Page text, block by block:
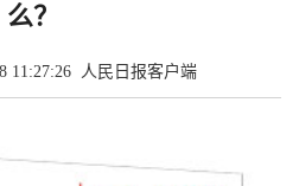
么？
11:27:26 人民日报客户端